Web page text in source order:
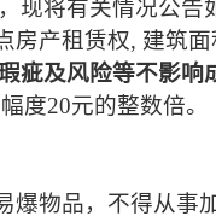
现将有关情况公告
房产租赁权, 建筑面
疵及风险等不影响
度20元的整数倍。
物品，不得从事